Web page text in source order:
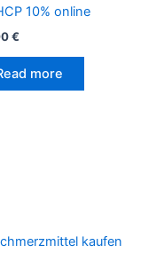
10% online
€
more
kaufen